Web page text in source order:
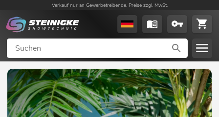
Verkauf nur an Gewerbetreibende. Preise zzgl. MwSt.